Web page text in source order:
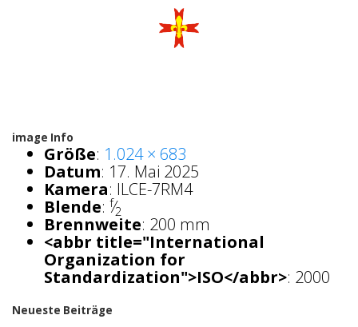
image Info
Größe: 1.024 × 683
Datum: 17. Mai 2025
Kamera: ILCE-7RM4
Blende: f⁄2
Brennweite: 200 mm
<abbr title="International
Organization for
Standardization">ISO</abbr>: 2000
Neueste Beiträge